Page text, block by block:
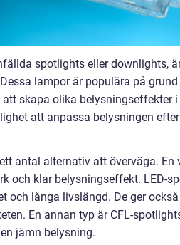
spotlights eller downlights,
lampor är populära på
skapa olika belysningseffekter
att anpassa belysningen
antal alternativ att överväga.
och klar belysningseffekt. LED-
och långa livslängd. De ger
En annan typ är CFL-
jämn belysning.